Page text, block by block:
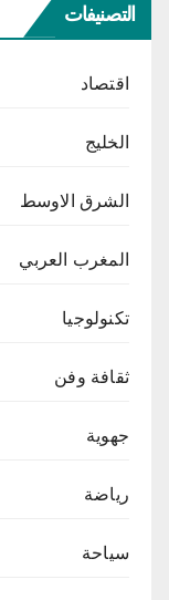
التصنيفات
اقتصاد
الخليج
الشرق الاوسط
المغرب العربي
تكنولوجيا
ثقافة وفن
جهوية
رياضة
سياحة